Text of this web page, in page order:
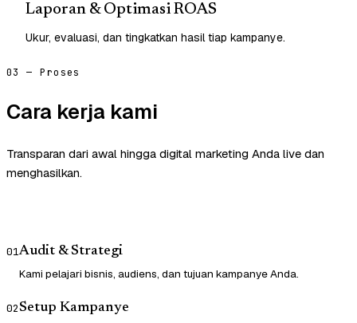
Laporan & Optimasi ROAS
Ukur, evaluasi, dan tingkatkan hasil tiap kampanye.
03 — Proses
Cara kerja kami
Transparan dari awal hingga digital marketing Anda live dan
menghasilkan.
01Audit & Strategi
Kami pelajari bisnis, audiens, dan tujuan kampanye Anda.
02Setup Kampanye